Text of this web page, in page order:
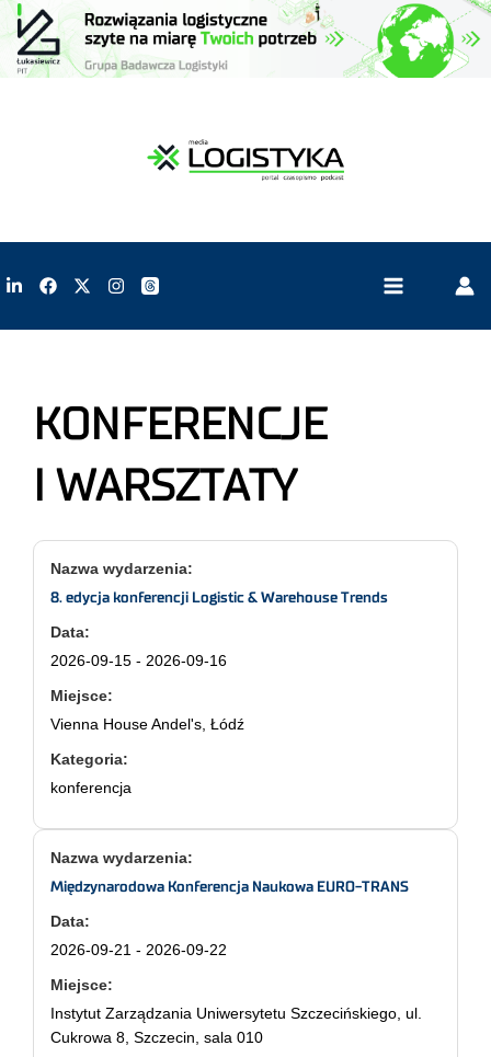
KONFERENCJE
I WARSZTATY
8. edycja konferencji Logistic & Warehouse Trends
2026-09-15 - 2026-09-16
Vienna House Andel's, Łódź
konferencja
Międzynarodowa Konferencja Naukowa EURO-TRANS
2026-09-21 - 2026-09-22
Instytut Zarządzania Uniwersytetu Szczecińskiego, ul.
Cukrowa 8, Szczecin, sala 010